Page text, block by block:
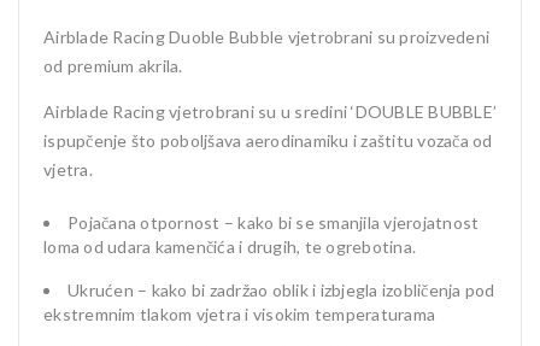
Airblade Racing Duoble Bubble vjetrobrani su proizvedeni
od premium akrila.
Airblade Racing vjetrobrani su u sredini ‘DOUBLE BUBBLE’
ispupčenje što poboljšava aerodinamiku i zaštitu vozača od
vjetra.
Pojačana otpornost – kako bi se smanjila vjerojatnost
loma od udara kamenčića i drugih, te ogrebotina.
Ukrućen – kako bi zadržao oblik i izbjegla izobličenja pod
ekstremnim tlakom vjetra i visokim temperaturama